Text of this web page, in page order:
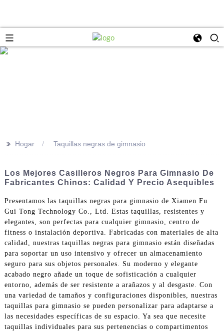
>> Hogar Taquillas negras de gimnasio
Los Mejores Casilleros Negros Para Gimnasio De
Fabricantes Chinos: Calidad Y Precio Asequibles
Presentamos las taquillas negras para gimnasio de Xiamen Fu
Gui Tong Technology Co., Ltd. Estas taquillas, resistentes y
elegantes, son perfectas para cualquier gimnasio, centro de
fitness o instalación deportiva. Fabricadas con materiales de alta
calidad, nuestras taquillas negras para gimnasio están diseñadas
para soportar un uso intensivo y ofrecer un almacenamiento
seguro para sus objetos personales. Su moderno y elegante
acabado negro añade un toque de sofisticación a cualquier
entorno, además de ser resistente a arañazos y al desgaste. Con
una variedad de tamaños y configuraciones disponibles, nuestras
taquillas para gimnasio se pueden personalizar para adaptarse a
las necesidades específicas de su espacio. Ya sea que necesite
taquillas individuales para sus pertenencias o compartimentos